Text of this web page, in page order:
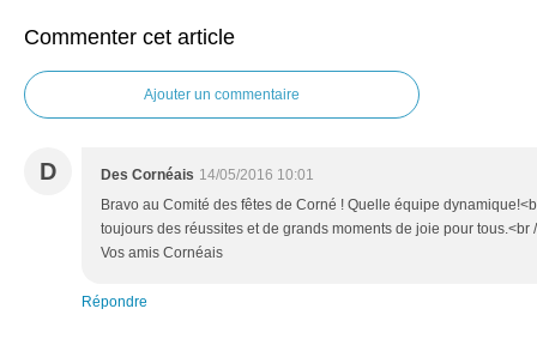
Commenter cet article
Ajouter un commentaire
D Des Cornéais 14/05/2016 10:01
Bravo au Comité des fêtes de Corné ! Quelle équipe
toujours des réussites et de grands moments de joie pour tous.<br
Vos amis Cornéais
Répondre